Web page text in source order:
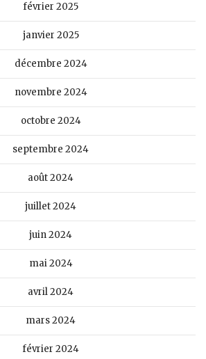
février 2025
janvier 2025
décembre 2024
novembre 2024
octobre 2024
septembre 2024
août 2024
juillet 2024
juin 2024
mai 2024
avril 2024
mars 2024
février 2024